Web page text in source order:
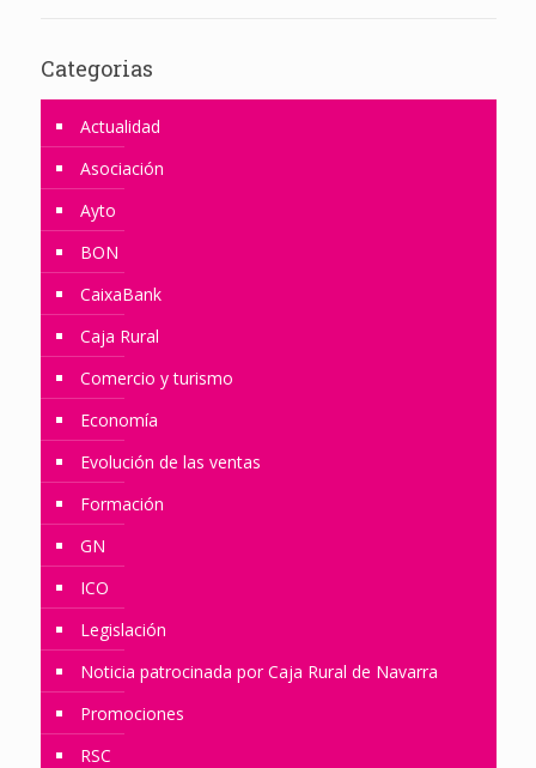
Categorias
Actualidad
Asociación
Ayto
BON
CaixaBank
Caja Rural
Comercio y turismo
Economía
Evolución de las ventas
Formación
GN
ICO
Legislación
Noticia patrocinada por Caja Rural de Navarra
Promociones
RSC